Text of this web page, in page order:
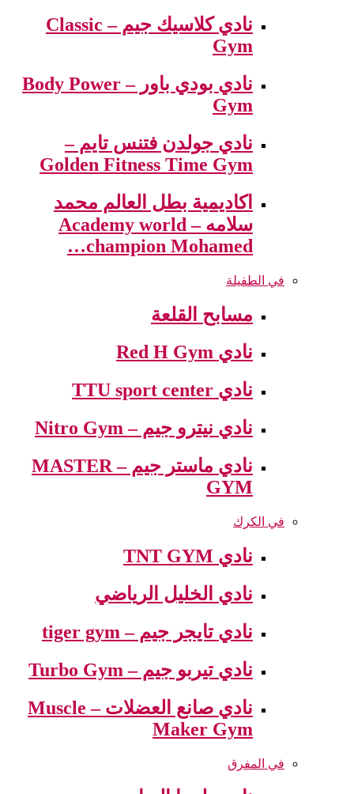
نادي كلاسيك جيم – Classic
Gym
نادي بودي باور – Body Power
Gym
نادي جولدن فتنس تايم –
Golden Fitness Time Gym
اكاديمية بطل العالم محمد
سلامه – Academy world
champion Mohamed…
في الطفيلة
مسابح القلعة
نادي Red H Gym
نادي TTU sport center
نادي نيترو جيم – Nitro Gym
نادي ماستر جيم – MASTER
GYM
في الكرك
نادي TNT GYM
نادي الخليل الرياضي
نادي تايجر جيم – tiger gym
نادي تيربو جيم – Turbo Gym
نادي صانع العضلات – Muscle
Maker Gym
في المفرق